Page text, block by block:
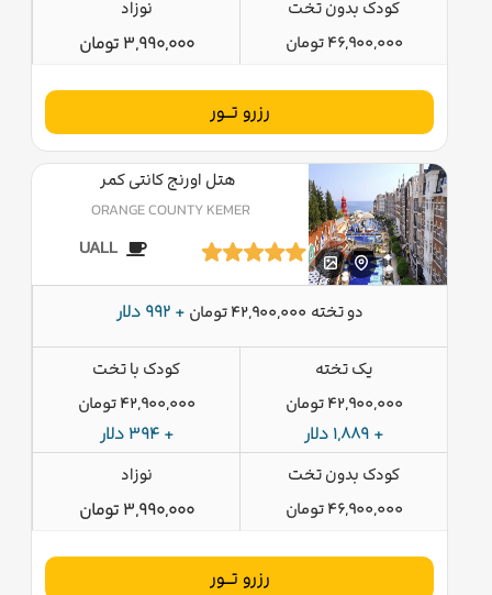
کودک بدون تخت
46,900,000 تومان
نوزاد
3,990,000 تومان
رزرو تــور
هتل اورنج کانتی کمر
ORANGE COUNTY KEMER
UALL
دو تخته 42,900,000 تومان + 992 دلار
یک تخته
42,900,000 تومان
+ 1,889 دلار
کودک با تخت
42,900,000 تومان
+ 394 دلار
کودک بدون تخت
46,900,000 تومان
نوزاد
3,990,000 تومان
رزرو تــور